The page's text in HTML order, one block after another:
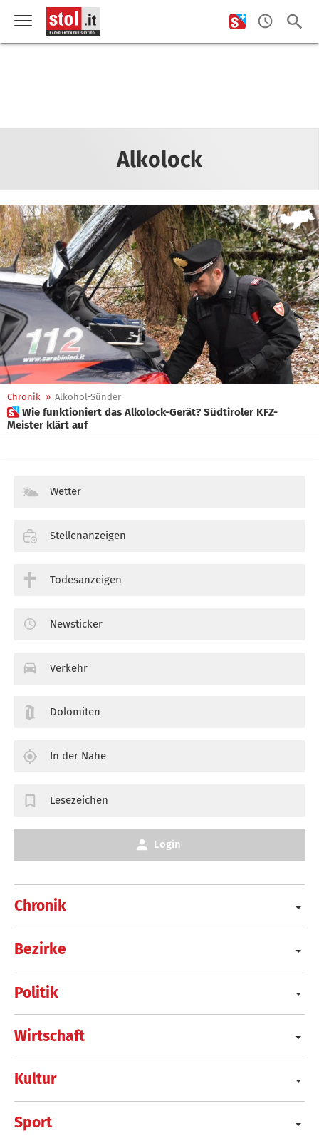
Alkolock
Chronik » Alkohol-Sünder
 Wie funktioniert das Alkolock-Gerät? Südtiroler KFZ-
Meister klärt auf
Chronik
Bezirke
Politik
Wirtschaft
Kultur
Sport
Wetter
Stellenanzeigen
Todesanzeigen
Newsticker
Verkehr
Dolomiten
In der Nähe
Lesezeichen
Login